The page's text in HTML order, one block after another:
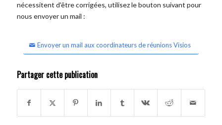
nécessitent d'être corrigées, utilisez le bouton suivant pour
nous envoyer un mail :
Envoyer un mail aux coordinateurs de réunions Visios
Partager cette publication